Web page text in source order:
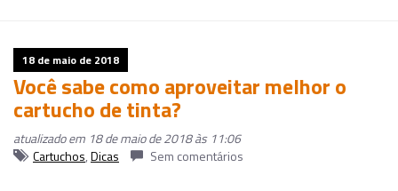
18 de maio de 2018
Você sabe como aproveitar melhor o
cartucho de tinta?
atualizado em 18 de maio de 2018 às 11:06
Cartuchos,Dicas Sem comentários